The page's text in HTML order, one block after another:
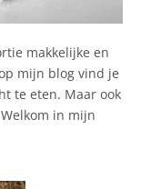
makkelijke en
mijn blog vind je
te eten. Maar ook
in mijn